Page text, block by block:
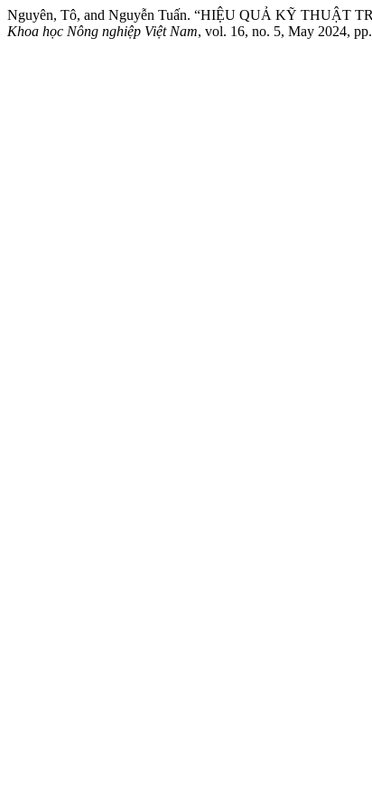
Nguyên, Tô, and Nguyễn Tuấn. “HIỆU QUẢ KỸ
Khoa học Nông nghiệp Việt Nam, vol. 16, no. 5, May 2024,